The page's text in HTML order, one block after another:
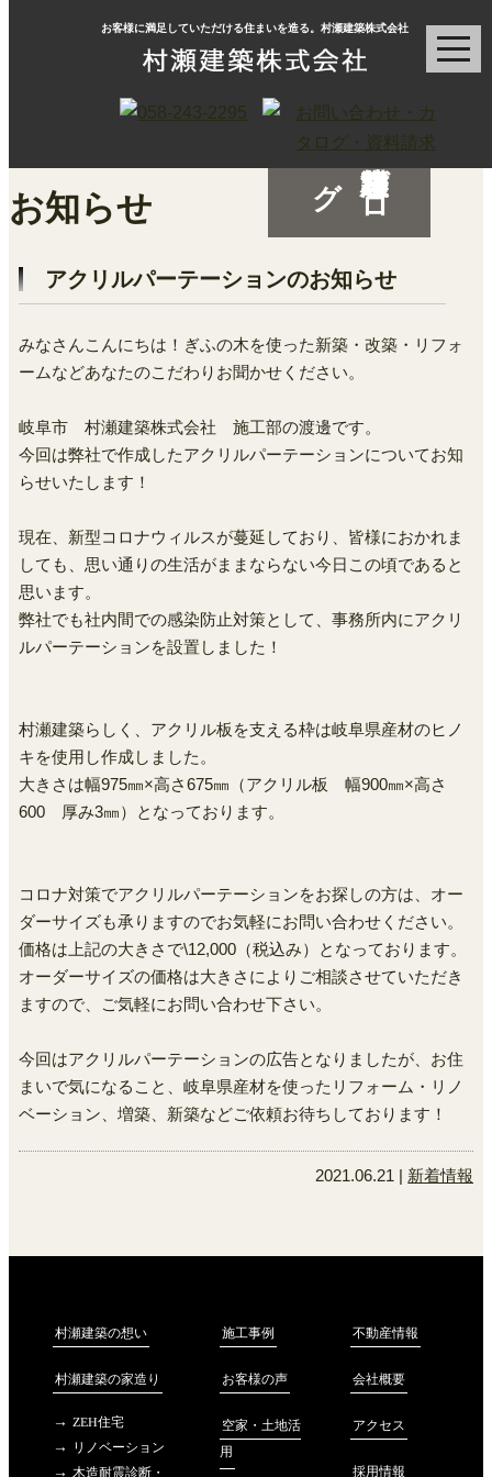
お客様に満足していただける住まいを造る。村瀬建築株式会社
村瀬建築ブ
ロ
グ
アクリルパーテーションのお知らせ
みなさんこんにちは！ぎふの木を使った新築・改築・リフォ
ームなどあなたのこだわりお聞かせください。
岐阜市 村瀬建築株式会社 施工部の渡邊です。
今回は弊社で作成したアクリルパーテーションについてお知
らせいたします！
現在、新型コロナウィルスが蔓延しており、皆様におかれま
しても、思い通りの生活がままならない今日この頃であると
思います。
弊社でも社内間での感染防止対策として、事務所内にアクリ
ルパーテーションを設置しました！
村瀬建築らしく、アクリル板を支える枠は岐阜県産材のヒノ
キを使用し作成しました。
大きさは幅975㎜×高さ675㎜（アクリル板 幅900㎜×高さ
600 厚み3㎜）となっております。
コロナ対策でアクリルパーテーションをお探しの方は、オー
ダーサイズも承りますのでお気軽にお問い合わせください。
価格は上記の大きさで\12,000（税込み）となっております。
オーダーサイズの価格は大きさによりご相談させていただき
ますので、ご気軽にお問い合わせ下さい。
今回はアクリルパーテーションの広告となりましたが、お住
まいで気になること、岐阜県産材を使ったリフォーム・リノ
ベーション、増築、新築などご依頼お待ちしております！
2021.06.21 | 新着情報
村瀬建築の想い
村瀬建築の家造り
ZEH住宅
リノベーション
木造耐震診断・
施工事例
お客様の声
空家・土地活
用
不動産情報
会社概要
アクセス
採用情報